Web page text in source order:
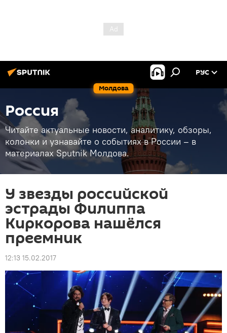
Молдова
РУС
Россия
Читайте актуальные новости, аналитику, обзоры,
колонки и узнавайте о событиях в России – в
материалах Sputnik Молдова.
У звезды российской
эстрады Филиппа
Киркорова нашёлся
преемник
12:13 15.02.2017